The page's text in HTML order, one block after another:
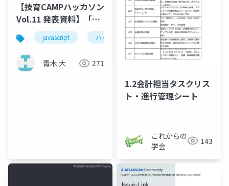
【技育CAMPハッカソン
Vol.11 発表資料】「3
DaysToDo」
javascript ハッカソン
青木 大 271
1.2会計担当タスクリス
ト・進行管理シート
これからの
学会
143